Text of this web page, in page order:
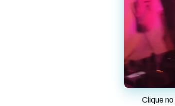
Clique